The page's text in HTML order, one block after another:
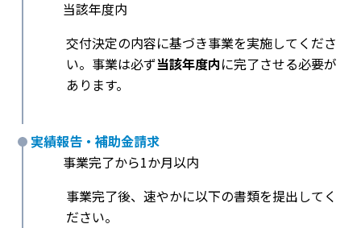
当該年度内
交付決定の内容に基づき事業を実施してくださ
い。事業は必ず当該年度内に完了させる必要が
あります。
実績報告・補助金請求
事業完了から1か月以内
事業完了後、速やかに以下の書類を提出してく
ださい。